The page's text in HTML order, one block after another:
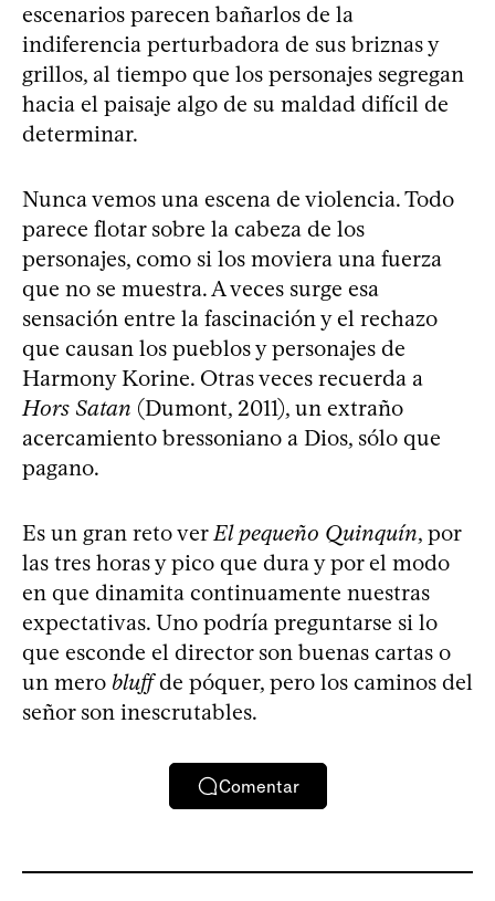
escenarios parecen bañarlos de la
indiferencia perturbadora de sus briznas y
grillos, al tiempo que los personajes segregan
hacia el paisaje algo de su maldad difícil de
determinar.
Nunca vemos una escena de violencia. Todo
parece flotar sobre la cabeza de los
personajes, como si los moviera una fuerza
que no se muestra. A veces surge esa
sensación entre la fascinación y el rechazo
que causan los pueblos y personajes de
Harmony Korine. Otras veces recuerda a
Hors Satan (Dumont, 2011), un extraño
acercamiento bressoniano a Dios, sólo que
pagano.
Es un gran reto verEl pequeño Quinquín, por
las tres horas y pico que dura y por el modo
en que dinamita continuamente nuestras
expectativas. Uno podría preguntarse si lo
que esconde el director son buenas cartas o
un mero bluffde póquer, pero los caminos del
señor son inescrutables.
Comentar